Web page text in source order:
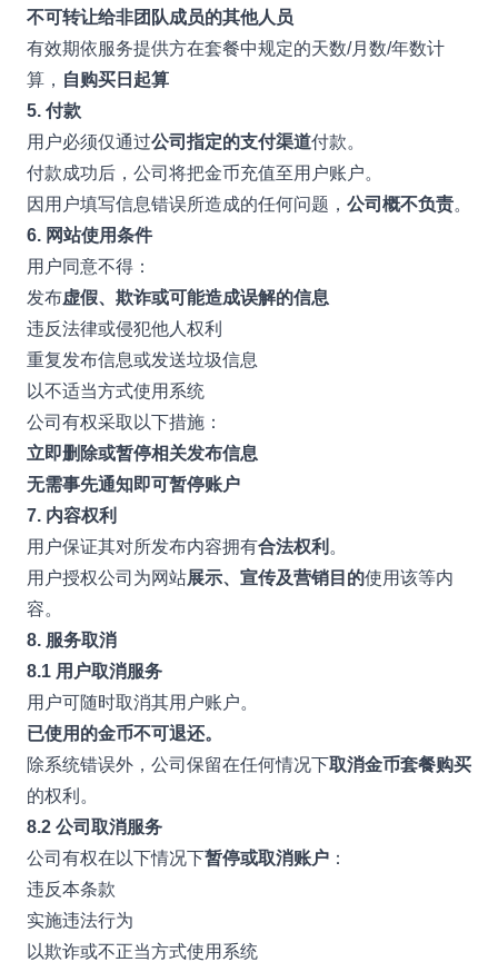
不可转让给非团队成员的其他人员
有效期依服务提供方在套餐中规定的天数/月数/年数计
算， 自购买日起算
5. 付款
用户必须仅通过公司指定的支付渠道付款。
付款成功后，公司将把金币充值至用户账户。
因用户填写信息错误所造成的任何问题， 公司概不负责。
6. 网站使用条件
用户同意不得：
发布虚假、欺诈或可能造成误解的信息
违反法律或侵犯他人权利
重复发布信息或发送垃圾信息
以不适当方式使用系统
公司有权采取以下措施：
立即删除或暂停相关发布信息
无需事先通知即可暂停账户
7. 内容权利
用户保证其对所发布内容拥有合法权利 。
用户授权公司为网站展示、宣传及营销目的使用该等内
容。
8. 服务取消
8.1 用户取消服务
用户可随时取消其用户账户。
已使用的金币不可退还。
除系统错误外，公司保留在任何情况下取消金币套餐购买
的权利。
8.2 公司取消服务
公司有权在以下情况下暂停或取消账户 ：
违反本条款
实施违法行为
以欺诈或不正当方式使用系统